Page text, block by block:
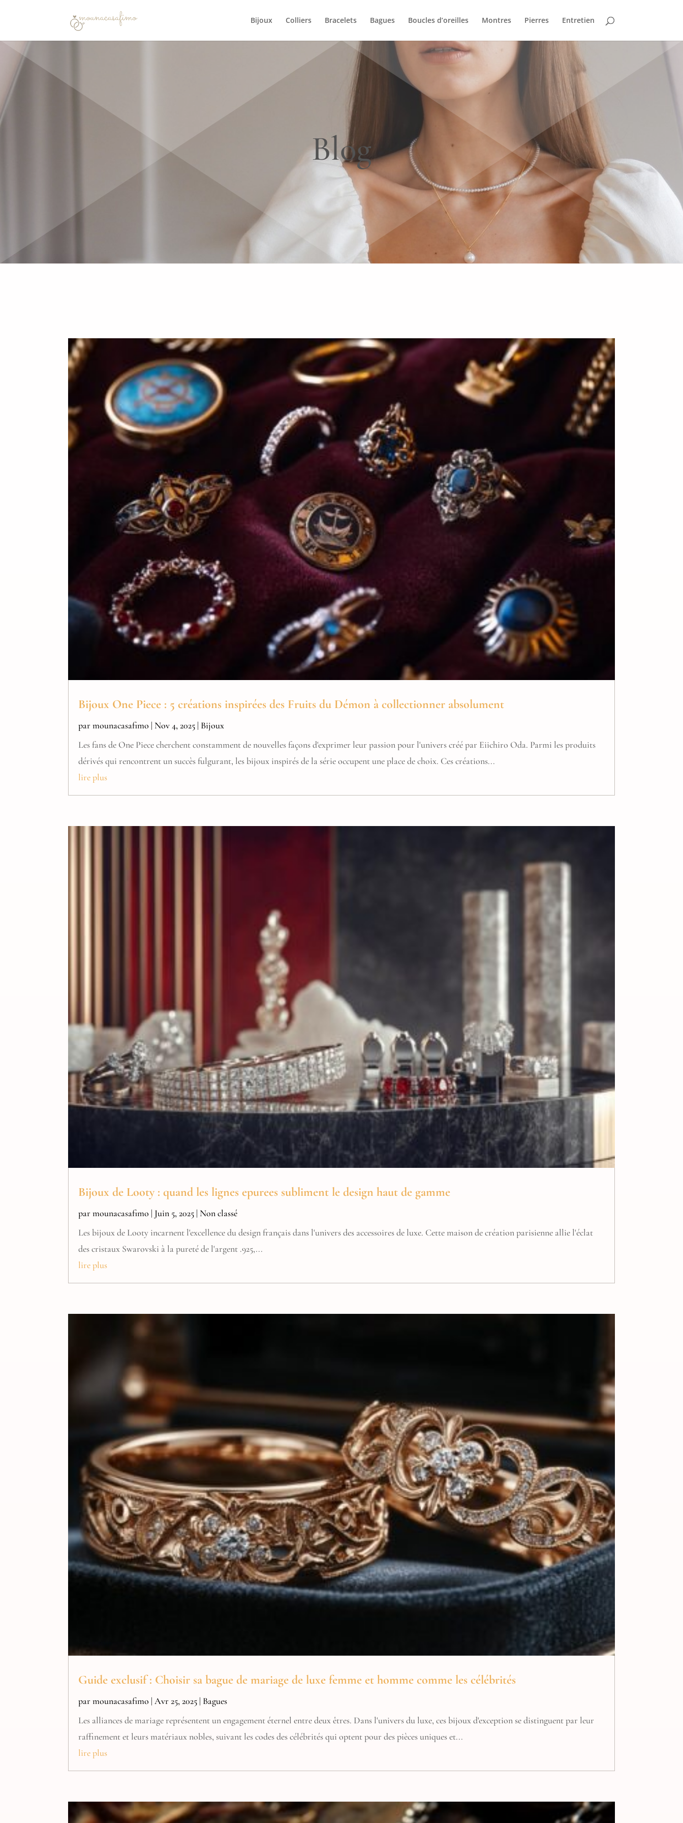
Bijoux Colliers Bracelets Bagues Boucles d’oreilles Montres Pierres Entretien
Blog
Bijoux One Piece : 5 créations inspirées des Fruits du Démon à collectionner absolument
parmounacasafimo | Nov 4, 2025 | Bijoux
Les fans de One Piece cherchent constamment de nouvelles façons d'exprimer leur passion pour l'univers créé par Eiichiro Oda. Parmi les produits
dérivés qui rencontrent un succès fulgurant, les bijoux inspirés de la série occupent une place de choix. Ces créations...
lire plus
Bijoux de Looty : quand les lignes epurees subliment le design haut de gamme
parmounacasafimo | Juin 5, 2025 | Non classé
Les bijoux de Looty incarnent l'excellence du design français dans l'univers des accessoires de luxe. Cette maison de création parisienne allie l'éclat
des cristaux Swarovski à la pureté de l'argent .925,...
lire plus
Guide exclusif : Choisir sa bague de mariage de luxe femme et homme comme les célébrités
parmounacasafimo |Avr 25, 2025 | Bagues
Les alliances de mariage représentent un engagement éternel entre deux êtres. Dans l'univers du luxe, ces bijoux d'exception se distinguent par leur
raffinement et leurs matériaux nobles, suivant les codes des célébrités qui optent pour des pièces uniques et...
lire plus